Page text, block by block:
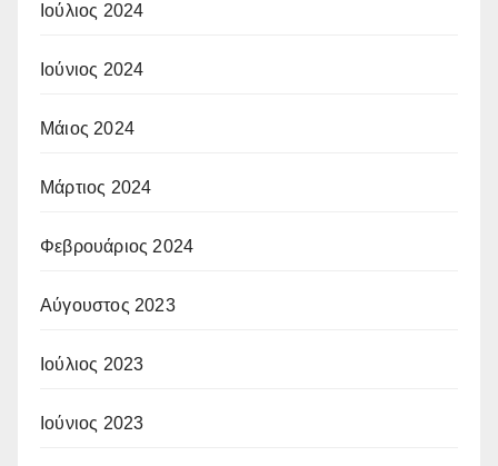
Ιούλιος 2024
Ιούνιος 2024
Μάιος 2024
Μάρτιος 2024
Φεβρουάριος 2024
Αύγουστος 2023
Ιούλιος 2023
Ιούνιος 2023